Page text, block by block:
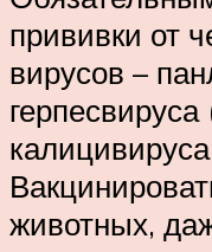
прививки от
вирусов –
животных,